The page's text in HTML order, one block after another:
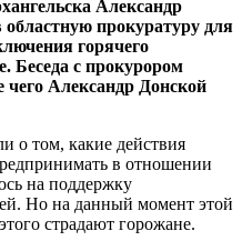
Александр
прокуратуру для
горячего
Беседа с прокурором
чего Александр Донской
о том, какие действия
в отношении
на поддержку
Но на данный момент этой
страдают горожане.